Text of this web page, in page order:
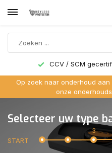
CCV / SCM
Op zoek naar onderhoud
onze
Selecteer uw type
START
3